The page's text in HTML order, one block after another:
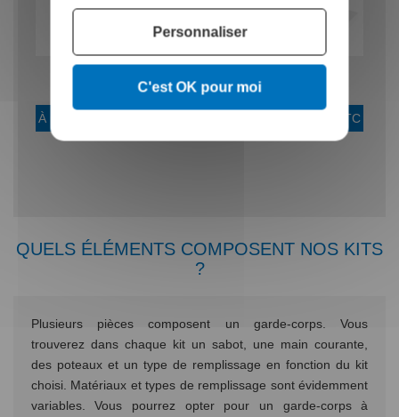
câbles sur mesure
À partir de :
barres sur mesure
TTC
QUELS ÉLÉMENTS COMPOSENT NOS KITS
?
Plusieurs pièces composent un garde-corps. Vous
trouverez dans chaque kit un sabot, une main courante,
des poteaux et un type de remplissage en fonction du kit
choisi. Matériaux et types de remplissage sont évidemment
variables. Vous pourrez opter pour un garde-corps à
C'est OK pour moi
Personnaliser